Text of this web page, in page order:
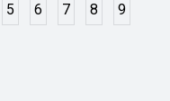
5 6 7 8 9